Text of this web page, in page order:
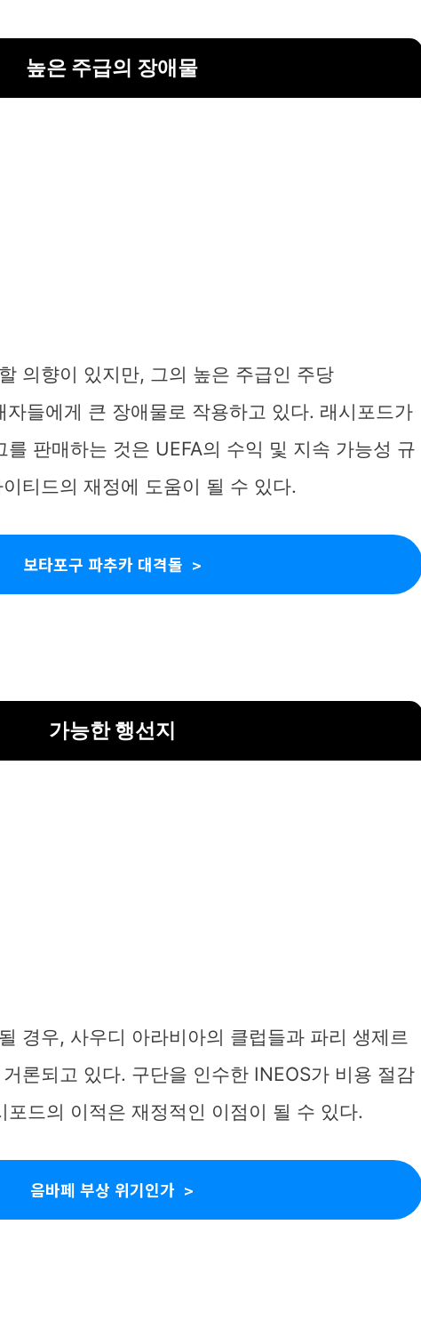
높은 주급의 장애물
의향이 있지만, 그의 높은 주급인 주당
들에게 큰 장애물로 작용하고 있다. 래시포드가
판매하는 것은 UEFA의 수익 및 지속 가능성 규
티드의 재정에 도움이 될 수 있다.
보타포구 파추카 대격돌
가능한 행선지
경우, 사우디 아라비아의 클럽들과 파리 생제르
론되고 있다. 구단을 인수한 INEOS가 비용 절감
포드의 이적은 재정적인 이점이 될 수 있다.
음바페 부상 위기인가